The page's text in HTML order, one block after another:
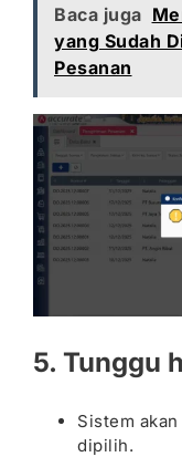
Baca juga
yang Sudah
Pesanan
5. Tunggu
Sistem
dipilih.